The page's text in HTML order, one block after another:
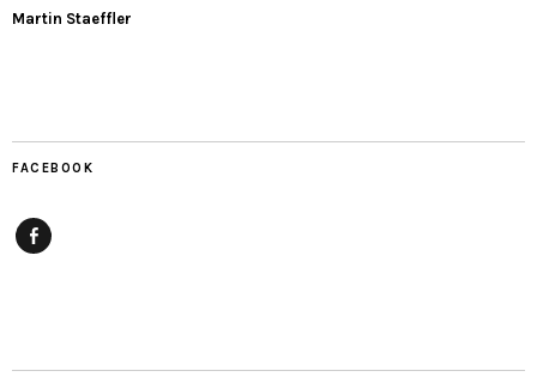
Martin Staeffler
FACEBOOK